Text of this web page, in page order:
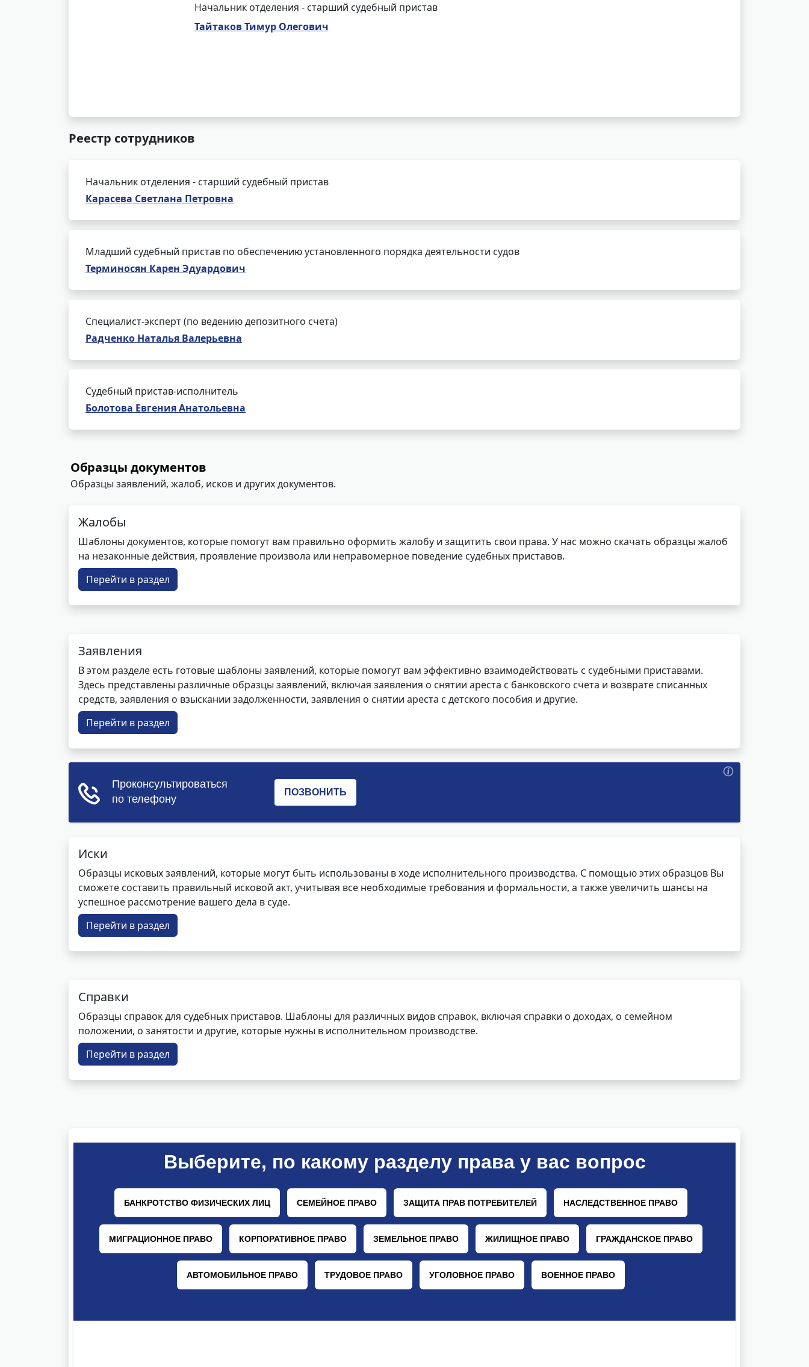
Начальник отделения - старший судебный пристав
Тайтаков Тимур Олегович
Реестр сотрудников
Начальник отделения - старший судебный пристав
Карасева Светлана Петровна
Младший судебный пристав по обеспечению установленного порядка деятельности судов
Терминосян Карен Эдуардович
Специалист-эксперт (по ведению депозитного счета)
Радченко Наталья Валерьевна
Судебный пристав-исполнитель
Болотова Евгения Анатольевна
Образцы документов
Образцы заявлений, жалоб, исков и других документов.
Жалобы
Шаблоны документов, которые помогут вам правильно оформить жалобу и защитить свои права. У нас можно скачать образцы жалоб
на незаконные действия, проявление произвола или неправомерное поведение судебных приставов.
Перейти в раздел
Заявления
В этом разделе есть готовые шаблоны заявлений, которые помогут вам эффективно взаимодействовать с судебными приставами.
Здесь представлены различные образцы заявлений, включая заявления о снятии ареста с банковского счета и возврате списанных
средств, заявления о взыскании задолженности, заявления о снятии ареста с детского пособия и другие.
Перейти в раздел
Иски
Образцы исковых заявлений, которые могут быть использованы в ходе исполнительного производства. С помощью этих образцов Вы
сможете составить правильный исковой акт, учитывая все необходимые требования и формальности, а также увеличить шансы на
успешное рассмотрение вашего дела в суде.
Перейти в раздел
Справки
Образцы справок для судебных приставов. Шаблоны для различных видов справок, включая справки о доходах, о семейном
положении, о занятости и другие, которые нужны в исполнительном производстве.
Перейти в раздел